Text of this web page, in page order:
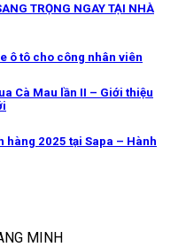
TRỌNG NGAY TẠI NHÀ
ô tô cho công nhân viên
Cà Mau lần II – Giới thiệu
2025 tại Sapa – Hành
MINH